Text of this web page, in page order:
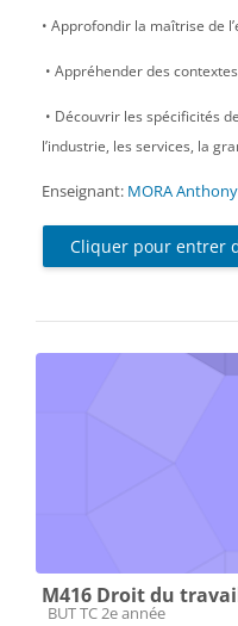
• Approfondir la maîtrise de
• Appréhender des
• Découvrir les spécificités
l’industrie, les services, la
Enseignant: MORA Anthony
Cliquer pour entrer
M416 Droit du
Catégorie de cours
BUT TC 2e année